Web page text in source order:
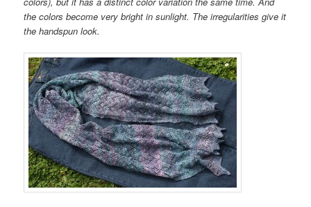
the colors become very bright in sunlight. The irregularities give it
the handspun look.